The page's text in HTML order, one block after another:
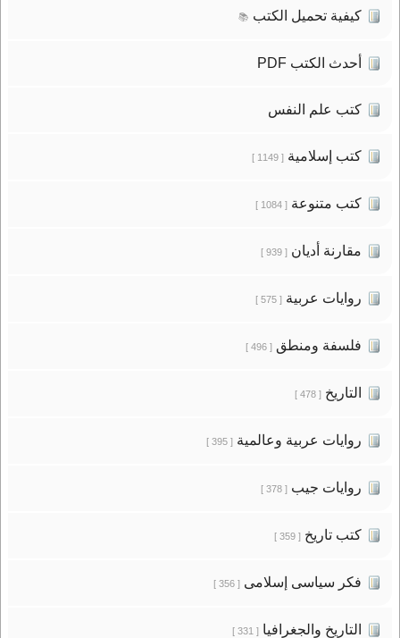
كيفية تحميل الكتب 📚
أحدث الكتب PDF
كتب علم النفس
كتب إسلامية[ 1149 ]
كتب متنوعة[ 1084 ]
مقارنة أديان[ 939 ]
روايات عربية[ 575 ]
فلسفة ومنطق[ 496 ]
التاريخ[ 478 ]
روايات عربية وعالمية[ 395 ]
روايات جيب[ 378 ]
كتب تاريخ[ 359 ]
فكر سياسى إسلامى[ 356 ]
التاريخ والجغرافيا[ 331 ]